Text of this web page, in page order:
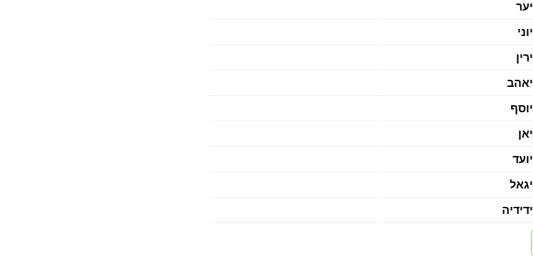
יער
יוני
ירין
יאהב
יוסף
יאן
יועד
יגאל
ידידיה